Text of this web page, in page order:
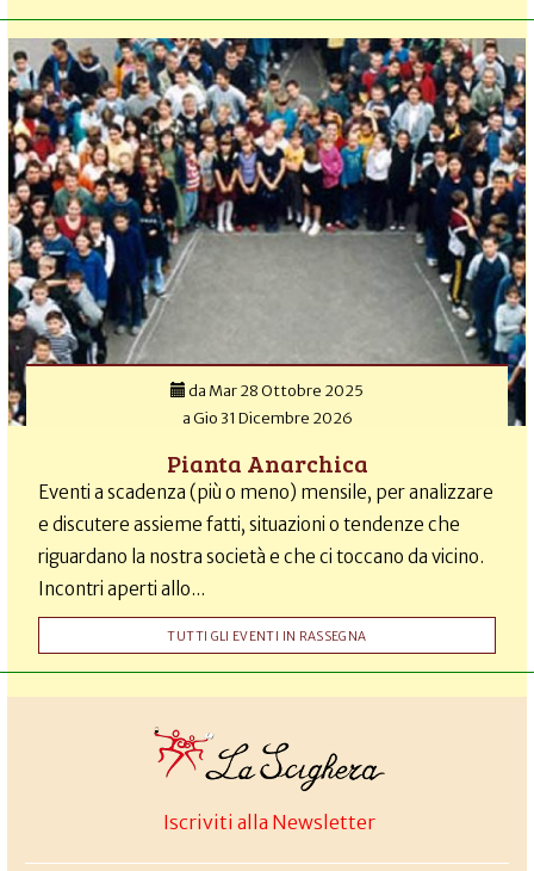
da Mar 28 Ottobre 2025
aGio 31 Dicembre 2026
Pianta Anarchica
Eventi a scadenza (più o meno) mensile, per analizzare
e discutere assieme fatti, situazioni o tendenze che
riguardano la nostra società e che ci toccano da vicino.
Incontri aperti allo...
TUTTI GLI EVENTI IN RASSEGNA
Iscriviti alla Newsletter